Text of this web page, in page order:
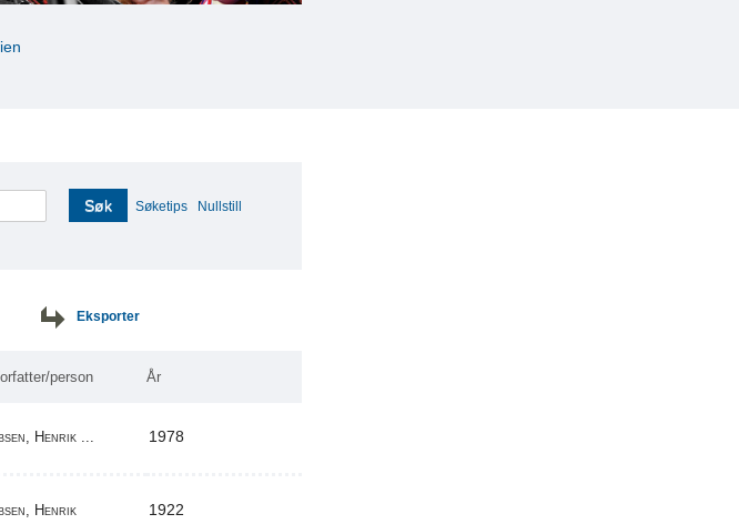
Søk Søketips Nullstill
Eksporter
person År
Henrik ... 1978
Henrik 1922